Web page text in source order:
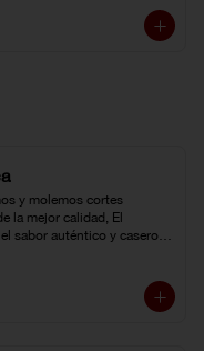
y molemos cortes
la mejor calidad, El
sabor auténtico y casero
como quiera.